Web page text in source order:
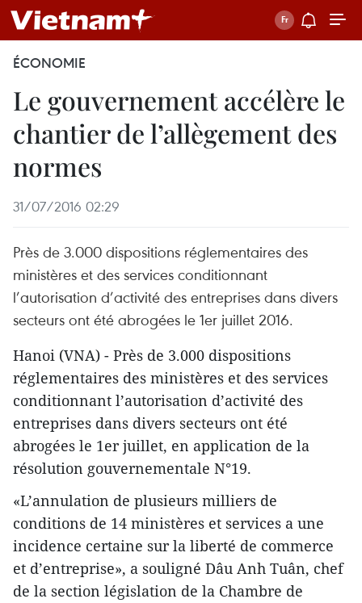
ÉCONOMIE
Le gouvernement accélère le
chantier de l’allègement des
normes
31/07/2016 02:29
Près de 3.000 dispositions réglementaires des
ministères et des services conditionnant
l’autorisation d’activité des entreprises dans divers
secteurs ont été abrogées le 1er juillet 2016.
Hanoi (VNA) - Près de 3.000 dispositions
réglementaires des ministères et des services
conditionnant l’autorisation d’activité des
entreprises dans divers secteurs ont été
abrogées le 1er juillet, en application de la
résolution gouvernementale N°19.
«L’annulation de plusieurs milliers de
conditions de 14 ministères et services a une
incidence certaine sur la liberté de commerce
et d’entreprise», a souligné Dâu Anh Tuân, chef
de la section législation de la Chambre de